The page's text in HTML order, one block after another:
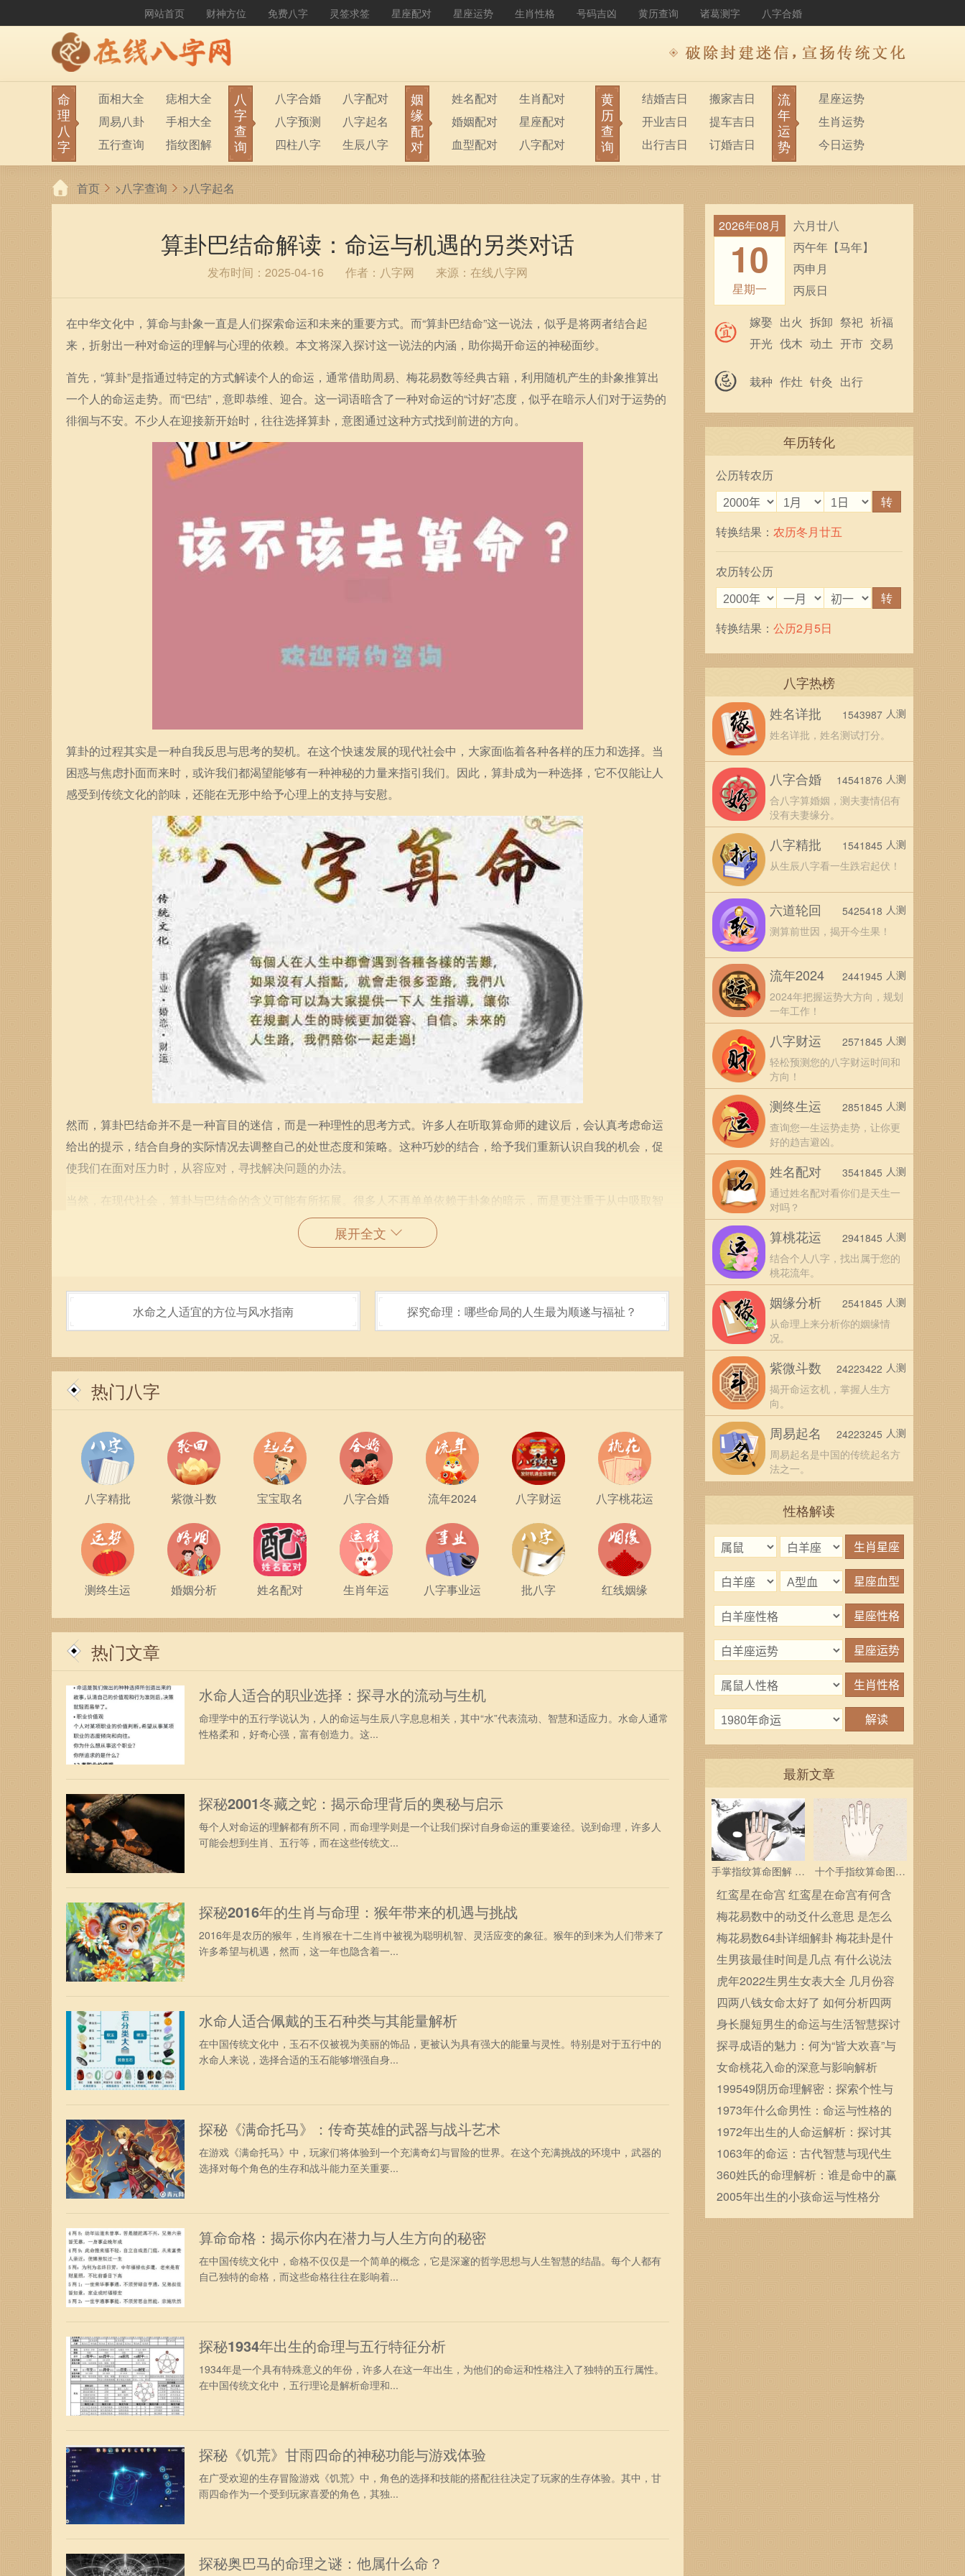
网站首页 财神方位 免费八字 灵签求签 星座配对 星座运势 生肖性格 号码吉凶 黄历查询 诸葛测字 八字合婚
命
理
八
字
面相大全
痣相大全
周易八卦
手相大全
五行查询
指纹图解
生男生女
称骨算命
前世今生
塔罗占卜
八
字
查
询
八字合婚
八字配对
八字预测
八字起名
四柱八字
生辰八字
六十甲子
八字排盘
姻
缘
配
对
姓名配对
生肖配对
婚姻配对
星座配对
血型配对
八字配对
黄
历
查
询
结婚吉日
搬家吉日
开业吉日
提车吉日
出行吉日
订婚吉日
流
年
运
势
星座运势
生肖运势
今日运势
首页 >八字查询 >八字起名
算卦巴结命解读：命运与机遇的另类对话
发布时间：2025-04-16 作者：八字网 来源：在线八字网
在中华文化中，算命与卦象一直是人们探索命运和未来的重要方式。而“算卦巴结命”这一说法，似乎是将两者结合起
来，折射出一种对命运的理解与心理的依赖。本文将深入探讨这一说法的内涵，助你揭开命运的神秘面纱。
首先，“算卦”是指通过特定的方式解读个人的命运，通常借助周易、梅花易数等经典古籍，利用随机产生的卦象推算出
一个人的命运走势。而“巴结”，意即恭维、迎合。这一词语暗含了一种对命运的“讨好”态度，似乎在暗示人们对于运势的
徘徊与不安。不少人在迎接新开始时，往往选择算卦，意图通过这种方式找到前进的方向。
算卦的过程其实是一种自我反思与思考的契机。在这个快速发展的现代社会中，大家面临着各种各样的压力和选择。当
困惑与焦虑扑面而来时，或许我们都渴望能够有一种神秘的力量来指引我们。因此，算卦成为一种选择，它不仅能让人
感受到传统文化的韵味，还能在无形中给予心理上的支持与安慰。
然而，算卦巴结命并不是一种盲目的迷信，而是一种理性的思考方式。许多人在听取算命师的建议后，会认真考虑命运
给出的提示，结合自身的实际情况去调整自己的处世态度和策略。这种巧妙的结合，给予我们重新认识自我的机会，促
使我们在面对压力时，从容应对，寻找解决问题的办法。
当然，在现代社会，算卦与巴结命的含义可能有所拓展。很多人不再单单依赖于卦象的暗示，而是更注重于从中吸取智
慧，将其化为指导自己决策的思考工具。在职场中，员工与领导的关系就如同卦象与命运的微妙联系，恰当的“巴结”不
仅有助于建立良好的人际关系，还能在适当的时机帮助你更好地适应工作环境，实现个人目标。
赖命运的安排，而是通过算卦这种形式，与自己的潜意识进行对话。在这种对话中，既有对未来的猜测，也包含了对自
我的审视，促使他们更好地把握住机会，实现自我价值。
努力，理性的选择，依然可以在复杂的环境中开辟出一条属于自己的道路。算卦所传达的智慧，也在提醒我们要时刻保
持对未来的敬畏与期待，不断提升自我，迎接新的挑战。
伏，运用传统智慧为我们的生活服务，而不是让它成为停滞不前的理由。每一次的算命不仅是一次兼顾心理安慰的选
择，更是一次自我反思的机会，帮助我们在追寻梦想的道路上，找寻内心深处的真实需求。
总之，算卦巴结命是一种把心理需求与传统文化相结合的方法。它让我们在面对未来的未知时，不再茫然失措，而是通
过智慧与努力，找到通向明朗前景的路径。在这个过程中，我们每个人都能成为命运的设计者，勇敢走出属于自己的精
彩人生。
展开全文
水命之人适宜的方位与风水指南 探究命理：哪些命局的人生最为顺遂与福祉？
热门八字
八字精批 紫微斗数 宝宝取名 八字合婚 流年2024 八字财运 八字桃花运
测终生运 婚姻分析 姓名配对 生肖年运 八字事业运 批八字 红线姻缘
热门文章
水命人适合的职业选择：探寻水的流动与生机
命理学中的五行学说认为，人的命运与生辰八字息息相关，其中“水”代表流动、智慧和适应力。水命人通常
性格柔和，好奇心强，富有创造力。这...
探秘2001冬藏之蛇：揭示命理背后的奥秘与启示
每个人对命运的理解都有所不同，而命理学则是一个让我们探讨自身命运的重要途径。说到命理，许多人
可能会想到生肖、五行等，而在这些传统文...
探秘2016年的生肖与命理：猴年带来的机遇与挑战
2016年是农历的猴年，生肖猴在十二生肖中被视为聪明机智、灵活应变的象征。猴年的到来为人们带来了
许多希望与机遇，然而，这一年也隐含着一...
水命人适合佩戴的玉石种类与其能量解析
在中国传统文化中，玉石不仅被视为美丽的饰品，更被认为具有强大的能量与灵性。特别是对于五行中的
水命人来说，选择合适的玉石能够增强自身...
探秘《满命托马》：传奇英雄的武器与战斗艺术
在游戏《满命托马》中，玩家们将体验到一个充满奇幻与冒险的世界。在这个充满挑战的环境中，武器的
选择对每个角色的生存和战斗能力至关重要...
算命命格：揭示你内在潜力与人生方向的秘密
在中国传统文化中，命格不仅仅是一个简单的概念，它是深邃的哲学思想与人生智慧的结晶。每个人都有
自己独特的命格，而这些命格往往在影响着...
探秘1934年出生的命理与五行特征分析
1934年是一个具有特殊意义的年份，许多人在这一年出生，为他们的命运和性格注入了独特的五行属性。
在中国传统文化中，五行理论是解析命理和...
探秘《饥荒》甘雨四命的神秘功能与游戏体验
在广受欢迎的生存冒险游戏《饥荒》中，角色的选择和技能的搭配往往决定了玩家的生存体验。其中，甘
雨四命作为一个受到玩家喜爱的角色，其独...
探秘奥巴马的命理之谜：他属什么命？
2026年08月
10
星期一
六月廿八
丙午年【马年】
丙申月
丙辰日
嫁娶 出火 拆卸 祭祀 祈福
开光 伐木 动土 开市 交易
入殓 安葬
栽种 作灶 针灸 出行
年历转化
公历转农历
转
转换结果： 农历冬月廿五
农历转公历
转
转换结果： 公历2月5日
八字热榜
姓名详批
姓名详批，姓名测试打分。
1543987 人测
八字合婚
合八字算婚姻，测夫妻情侣有
没有夫妻缘分。
14541876 人测
八字精批
从生辰八字看一生跌宕起伏！
1541845 人测
六道轮回
测算前世因，揭开今生果！
5425418 人测
流年2024
2024年把握运势大方向，规划
一年工作！
2441945 人测
八字财运
轻松预测您的八字财运时间和
方向！
2571845 人测
测终生运
查询您一生运势走势，让你更
好的趋吉避凶。
2851845 人测
姓名配对
通过姓名配对看你们是天生一
对吗？
3541845 人测
算桃花运
结合个人八字，找出属于您的
桃花流年。
2941845 人测
姻缘分析
从命理上来分析你的姻缘情
况。
2541845 人测
紫微斗数
揭开命运玄机，掌握人生方
向。
24223422 人测
周易起名
周易起名是中国的传统起名方
法之一。
24223245 人测
性格解读
最新文章
手掌指纹算命图解 三
个斗多为中层领导
十个手指纹算命图解
分析指纹算命是什么
红鸾星在命宫 红鸾星在命宫有何含
义
梅花易数中的动爻什么意思 是怎么
确定的
梅花易数64卦详细解卦 梅花卦是什
么
生男孩最佳时间是几点 有什么说法
虎年2022生男生女表大全 几月份容
易生男宝宝
四两八钱女命太好了 如何分析四两
八钱女命
身长腿短男生的命运与生活智慧探讨
探寻成语的魅力：何为“皆大欢喜”与
“何乐而不为”？
女命桃花入命的深意与影响解析
199549阴历命理解密：探索个性与
命运的奥秘
1973年什么命男性：命运与性格的
深度解析
1972年出生的人命运解析：探讨其
人生旅途的四季变迁
1063年的命运：古代智慧与现代生
活的对话
360姓氏的命理解析：谁是命中的赢
家？
2005年出生的小孩命运与性格分
析：揭秘八字中的奥秘